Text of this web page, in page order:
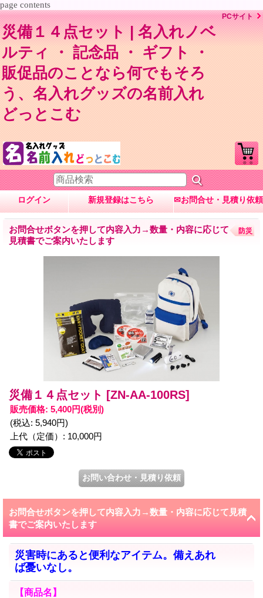
page contents
災備１４点セット | 名入れノベ
ルティ ・ 記念品 ・ ギフト ・
販促品のことなら何でもそろ
う、名入れグッズの名前入れ
どっとこむ
PCサイト
ログイン 新規登録はこちら ✉お問合せ・見積り依頼
お問合せボタンを押して内容入力→数量・内容に応じて
見積書でご案内いたします
防災
災備１４点セット [ZN-AA-100RS]
販売価格: 5,400円(税別)
(税込: 5,940円)
上代（定価） : 10,000円
お問合せボタンを押して内容入力→数量・内容に応じて見積
書でご案内いたします
災害時にあると便利なアイテム。備えあれ
ば憂いなし。
【商品名】